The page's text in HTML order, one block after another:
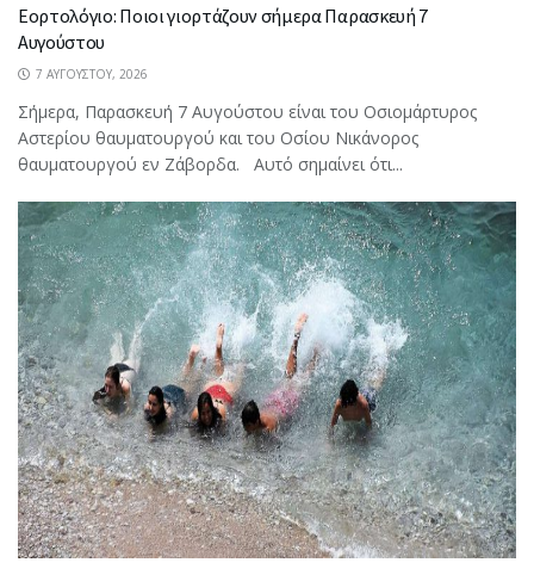
Εορτολόγιο: Ποιοι γιορτάζουν σήμερα Παρασκευή 7
Αυγούστου
7 ΑΥΓΟΎΣΤΟΥ, 2026
Σήμερα, Παρασκευή 7 Αυγούστου είναι του Οσιομάρτυρος
Αστερίου θαυματουργού και του Οσίου Νικάνορος
θαυματουργού εν Ζάβορδα. Αυτό σημαίνει ότι...